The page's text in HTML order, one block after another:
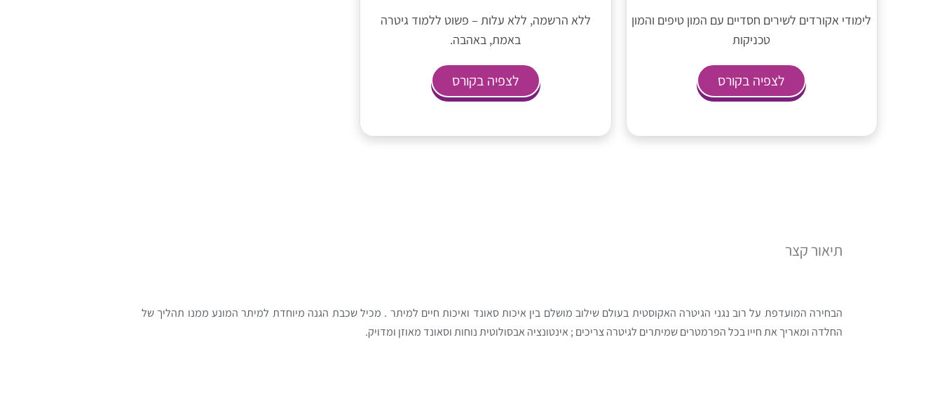
לימודי אקורדים לשירים חסדיים עם המון טיפים והמון
טכניקות
לצפיה בקורס
ללא הרשמה, ללא עלות – פשוט ללמוד גיטרה
באמת, באהבה.
לצפיה בקורס
תיאור קצר
הבחירה המועדפת על רוב נגני הגיטרה האקוסטית בעולם שילוב מושלם בין איכות סאונד ואיכות חיים למיתר . מכיל שכבת הגנה מיוחדת למיתר המונע ממנו תהליך של
החלדה ומאריך את חייו בכל הפרמטרים שמיתרים לגיטרה צריכים ; אינטונציה אבסולוטית נוחות וסאונד מאוזן ומדויק.